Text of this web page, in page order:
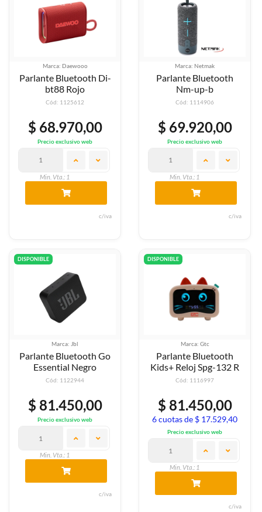
Marca: Daewooo
Parlante Bluetooth Di-
bt88 Rojo
Cód: 1125612
$ 68.970,00
Precio exclusivo web
Min. Vta.: 1
c/iva
Marca: Netmak
Parlante Bluetooth
Nm-up-b
Cód: 1114906
$ 69.920,00
Precio exclusivo web
Min. Vta.: 1
c/iva
DISPONIBLE
Marca: Jbl
Parlante Bluetooth Go
Essential Negro
Cód: 1122944
$ 81.450,00
Precio exclusivo web
Min. Vta.: 1
c/iva
DISPONIBLE
Marca: Gtc
Parlante Bluetooth
Kids+ Reloj Spg-132 R
Cód: 1116997
$ 81.450,00
6 cuotas de $ 17.529,40
Precio exclusivo web
Min. Vta.: 1
c/iva